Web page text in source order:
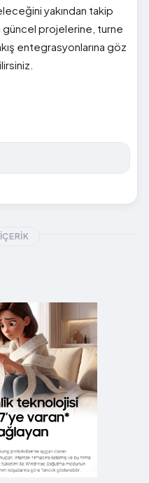
yakından takip
güncel projelerine, turne
entegrasyonlarına göz